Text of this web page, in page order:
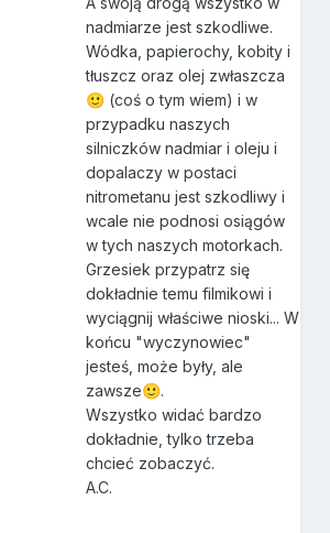
nadmiarze jest szkodliwe.
Wódka, papierochy, kobity i
tłuszcz oraz olej zwłaszcza
🙂 (coś o tym wiem) i w
przypadku naszych
silniczków nadmiar i oleju i
dopalaczy w postaci
nitrometanu jest szkodliwy i
wcale nie podnosi osiągów
w tych naszych motorkach.
Grzesiek przypatrz się
dokładnie temu filmikowi i
wyciągnij właściwe nioski... W
końcu "wyczynowiec"
jesteś, może były, ale
zawsze🙂.
Wszystko widać bardzo
dokładnie, tylko trzeba
chcieć zobaczyć.
A.C.